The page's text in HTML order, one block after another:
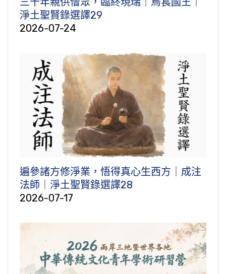
淨土聖賢錄選譯29
2026-07-24
遍參諸方修淨業，悟得真心生西方｜成注
法師｜淨土聖賢錄選譯28
2026-07-17